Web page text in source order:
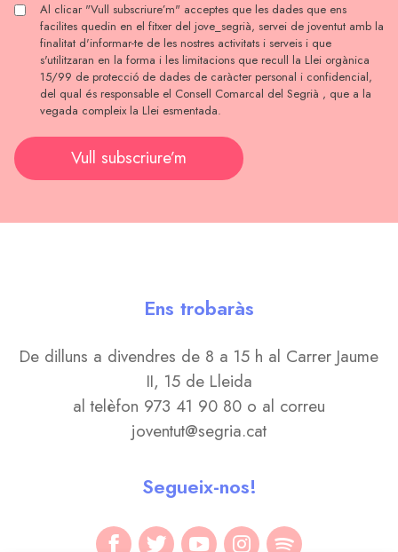
Al clicar "Vull subscriure’m" acceptes que les dades que ens
facilites quedin en el fitxer del jove_segrià, servei de joventut amb la
finalitat d'informar-te de les nostres activitats i serveis i que
s'utilitzaran en la forma i les limitacions que recull la Llei orgànica
15/99 de protecció de dades de caràcter personal i confidencial,
del qual és responsable el Consell Comarcal del Segrià , que a la
vegada compleix la Llei esmentada.
Vull subscriure’m
Ens trobaràs
De dilluns a divendres de 8 a 15 h al Carrer Jaume
II, 15 de Lleida
al telèfon 973 41 90 80 o al correu
joventut@segria.cat
Segueix-nos!